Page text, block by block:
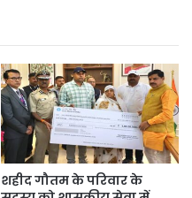
शहीद गौतम के परिवार के